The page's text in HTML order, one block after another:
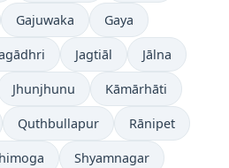
Gajuwaka Gaya
Jagtiāl Jālna
Jhunjhunu Kāmārhāti
Quthbullapur Rānipet
Shyamnagar